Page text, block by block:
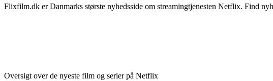
Flixfilm.dk er Danmarks største nyhedsside om streamingtjenesten Netflix. Find
Oversigt over de nyeste film og serier på Netflix